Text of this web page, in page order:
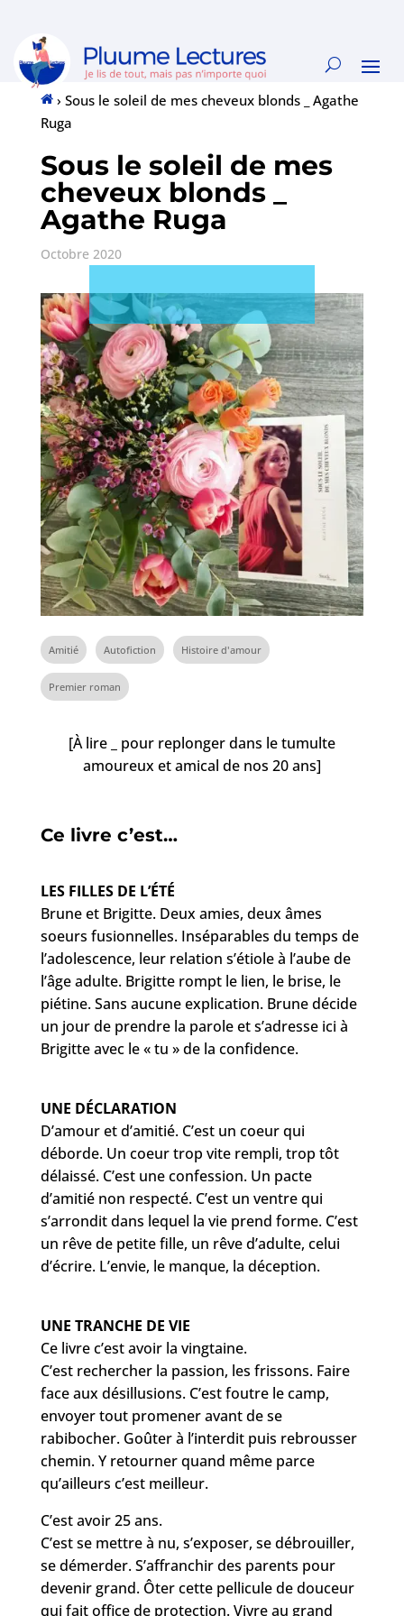
Accueil
› Sous le soleil de mes cheveux blonds _ Agathe
Ruga
Sous le soleil de mes
cheveux blonds _
Agathe Ruga
Octobre 2020
Amitié Autofiction Histoire d'amour
Premier roman
[À lire _ pour replonger dans le tumulte
amoureux et amical de nos 20 ans]
Ce livre c’est…
LES FILLES DE L’ÉTÉ
Brune et Brigitte. Deux amies, deux âmes
soeurs fusionnelles. Inséparables du temps de
l’adolescence, leur relation s’étiole à l’aube de
l’âge adulte. Brigitte rompt le lien, le brise, le
piétine. Sans aucune explication. Brune décide
un jour de prendre la parole et s’adresse ici à
Brigitte avec le « tu » de la confidence.
UNE DÉCLARATION
D’amour et d’amitié. C’est un coeur qui
déborde. Un coeur trop vite rempli, trop tôt
délaissé. C’est une confession. Un pacte
d’amitié non respecté. C’est un ventre qui
s’arrondit dans lequel la vie prend forme. C’est
un rêve de petite fille, un rêve d’adulte, celui
d’écrire. L’envie, le manque, la déception.
UNE TRANCHE DE VIE
Ce livre c’est avoir la vingtaine.
C’est rechercher la passion, les frissons. Faire
face aux désillusions. C’est foutre le camp,
envoyer tout promener avant de se
rabibocher. Goûter à l’interdit puis rebrousser
chemin. Y retourner quand même parce
qu’ailleurs c’est meilleur.
C’est avoir 25 ans.
C’est se mettre à nu, s’exposer, se débrouiller,
se démerder. S’affranchir des parents pour
devenir grand. Ôter cette pellicule de douceur
qui fait office de protection. Vivre au grand